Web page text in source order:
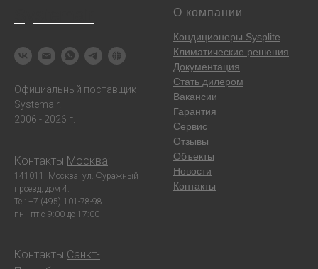
Официальный поставщик
Systemair.
2006 - 2026 г.
Контакты Москва
141011, Москва, ул. Фуражный
проезд, дом 4.
Tel: +7 (495) 101-78-98
пн - пт с 9:00 до 17:00
Контакты Санкт-
О компании
Кондиционеры Sysplite
Климатические решения
Документация
Стать дилером
Вакансии
Гарантия
Сервис
Отзывы
Объекты
Новости
Контакты